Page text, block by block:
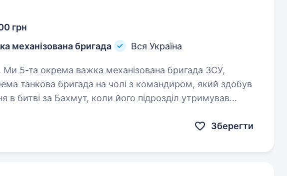
грн
механізована бригада
Вся Україна
танкова бригада на чолі з командиром, який здобув
в битві за Бахмут, коли його підрозділ утримував
Зберегти